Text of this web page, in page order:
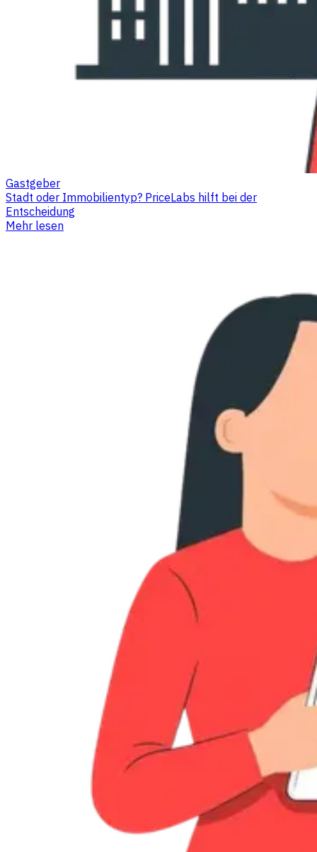
Gastgeber
Stadt oder Immobilientyp? PriceLabs hilft bei der
Entscheidung
Mehr lesen